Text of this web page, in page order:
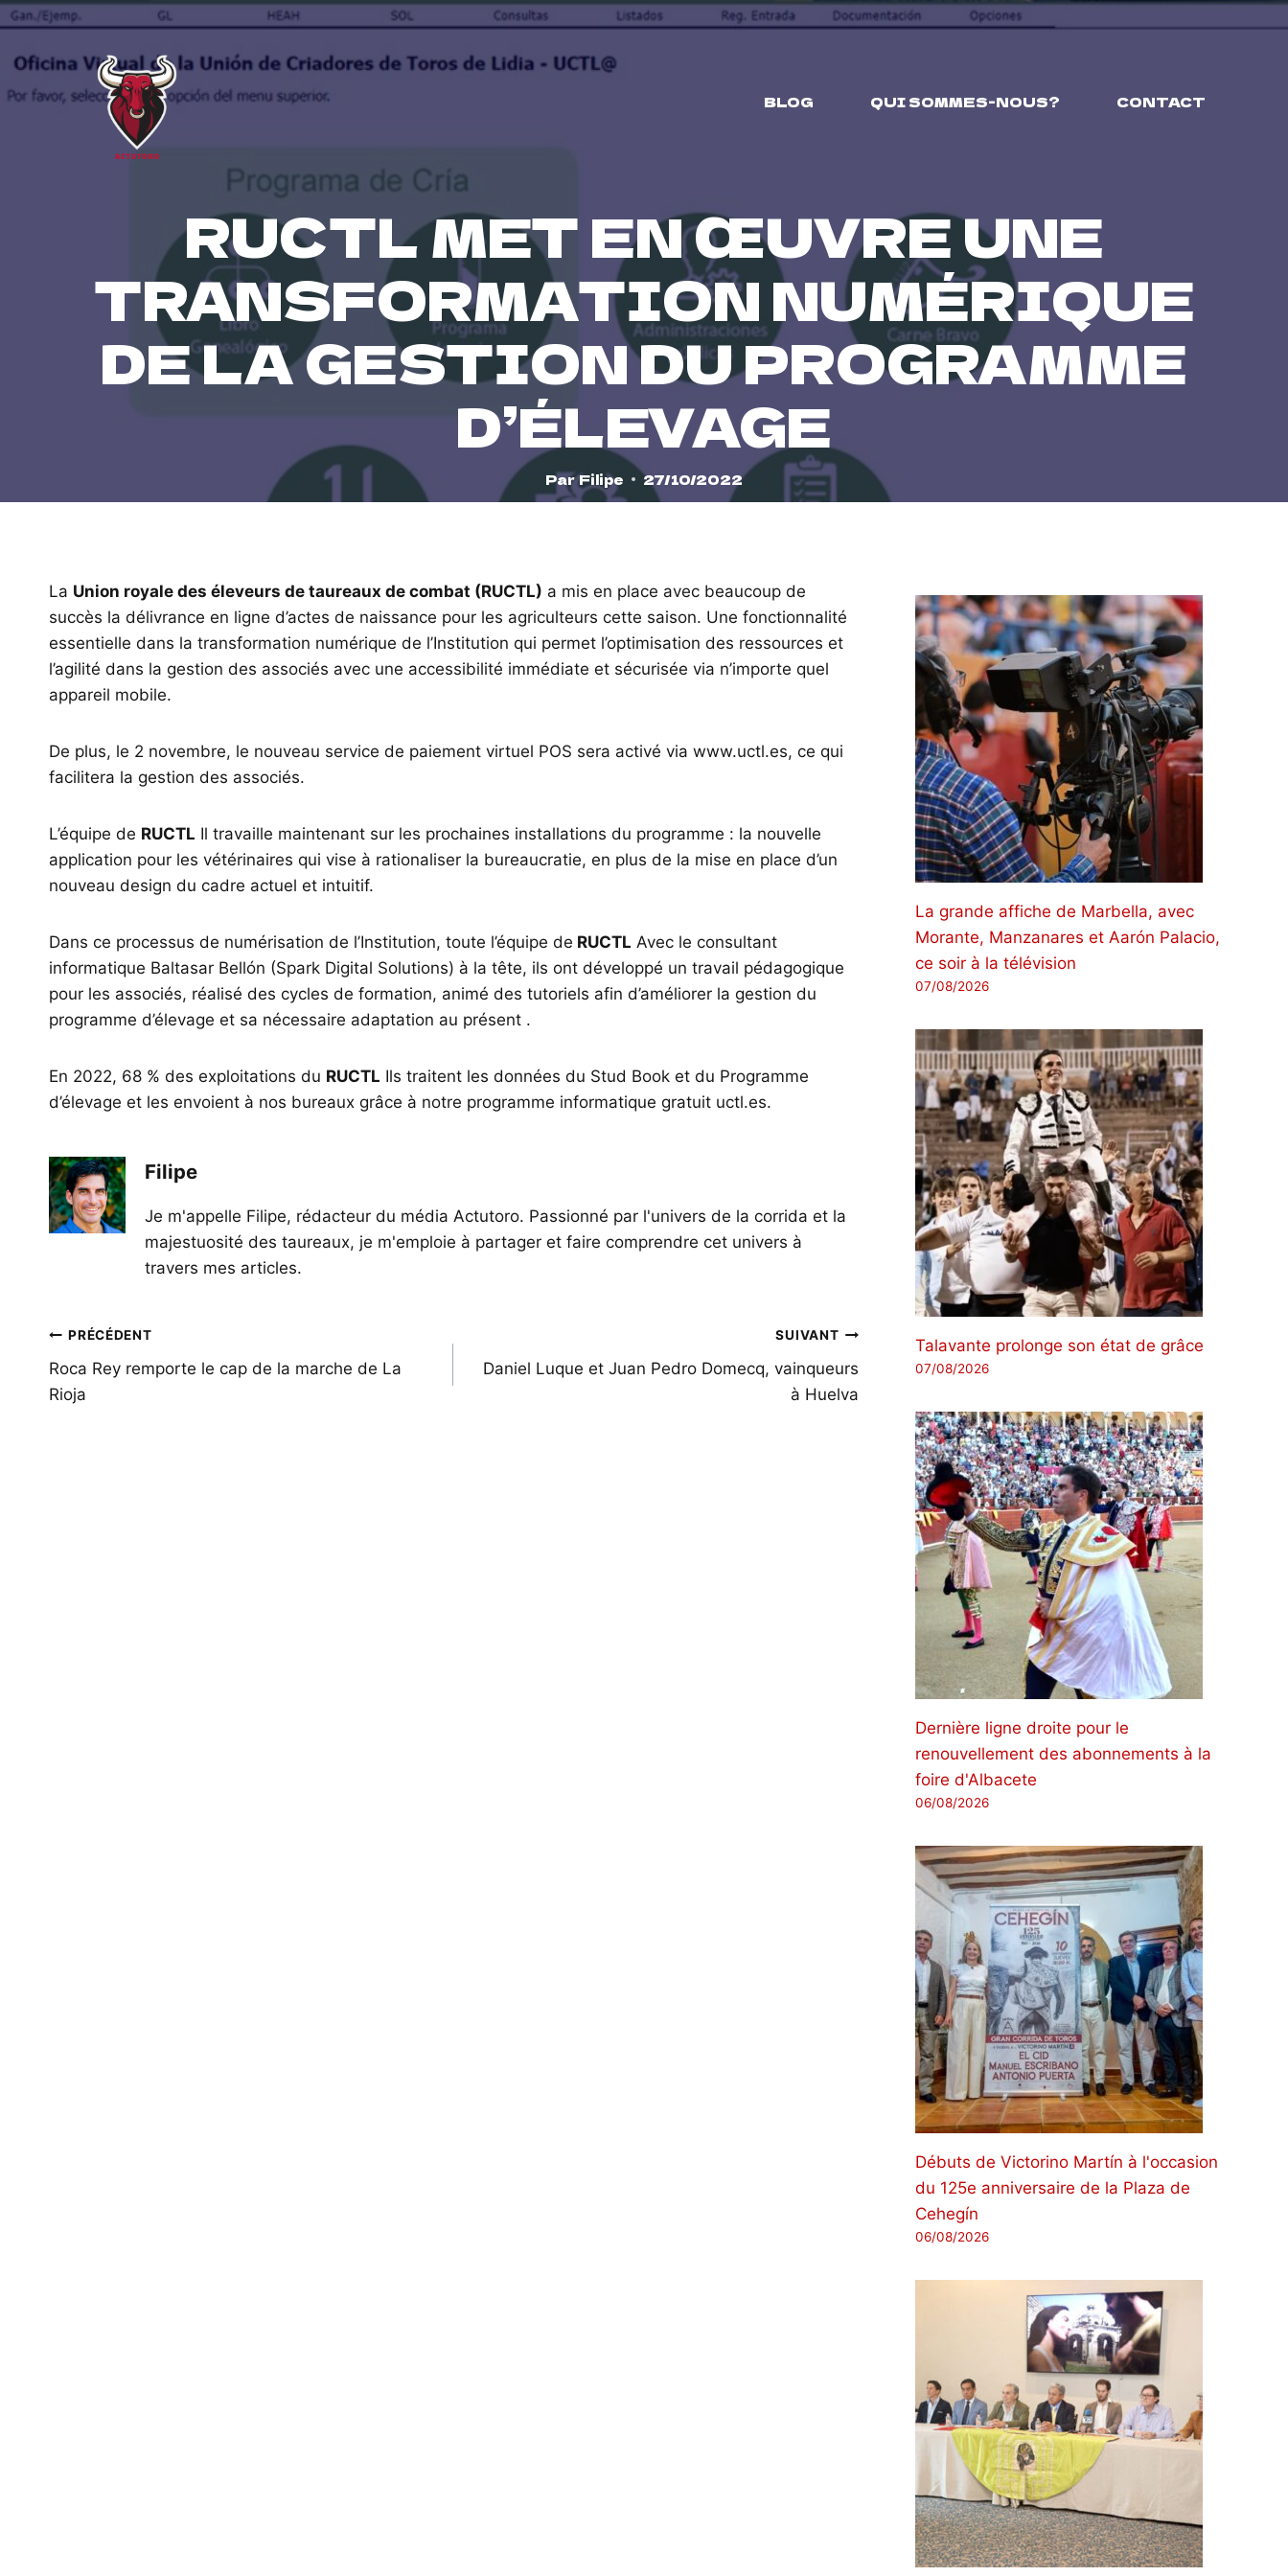
Skip
content
BLOG
QUI SOMMES-NOUS? CONTACT
RUCTL MET EN ŒUVRE UNE
TRANSFORMATION NUMÉRIQUE
DE LA GESTION DU PROGRAMME
D’ÉLEVAGE
ParFilipe 27/10/2022
La Union royale des éleveurs de taureaux de combat (RUCTL) a mis en place avec beaucoup de
succès la délivrance en ligne d’actes de naissance pour les agriculteurs cette saison. Une fonctionnalité
essentielle dans la transformation numérique de l’Institution qui permet l’optimisation des ressources et
l’agilité dans la gestion des associés avec une accessibilité immédiate et sécurisée via n’importe quel
appareil mobile.
De plus, le 2 novembre, le nouveau service de paiement virtuel POS sera activé via www.uctl.es, ce qui
facilitera la gestion des associés.
L’équipe de RUCTL Il travaille maintenant sur les prochaines installations du programme : la nouvelle
application pour les vétérinaires qui vise à rationaliser la bureaucratie, en plus de la mise en place d’un
nouveau design du cadre actuel et intuitif.
Dans ce processus de numérisation de l’Institution, toute l’équipe de RUCTL Avec le consultant
informatique Baltasar Bellón (Spark Digital Solutions) à la tête, ils ont développé un travail pédagogique
pour les associés, réalisé des cycles de formation, animé des tutoriels afin d’améliorer la gestion du
programme d’élevage et sa nécessaire adaptation au présent .
En 2022, 68 % des exploitations du RUCTL Ils traitent les données du Stud Book et du Programme
d’élevage et les envoient à nos bureaux grâce à notre programme informatique gratuit uctl.es.
Filipe
Je m'appelle Filipe, rédacteur du média Actutoro. Passionné par l'univers de la corrida et la
majestuosité des taureaux, je m'emploie à partager et faire comprendre cet univers à
travers mes articles.
Navigation
de
l’article
PRÉCÉDENT
Roca Rey remporte le cap de la marche de La
Rioja
SUIVANT
Daniel Luque et Juan Pedro Domecq, vainqueurs
à Huelva
La grande affiche de Marbella, avec
Morante, Manzanares et Aarón Palacio,
ce soir à la télévision
07/08/2026
Talavante prolonge son état de grâce
07/08/2026
Dernière ligne droite pour le
renouvellement des abonnements à la
foire d'Albacete
06/08/2026
Débuts de Victorino Martín à l'occasion
du 125e anniversaire de la Plaza de
Cehegín
06/08/2026